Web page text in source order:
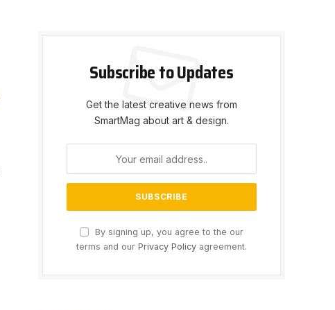
Subscribe to Updates
Get the latest creative news from
SmartMag about art & design.
By signing up, you agree to the our
terms and our Privacy Policy agreement.